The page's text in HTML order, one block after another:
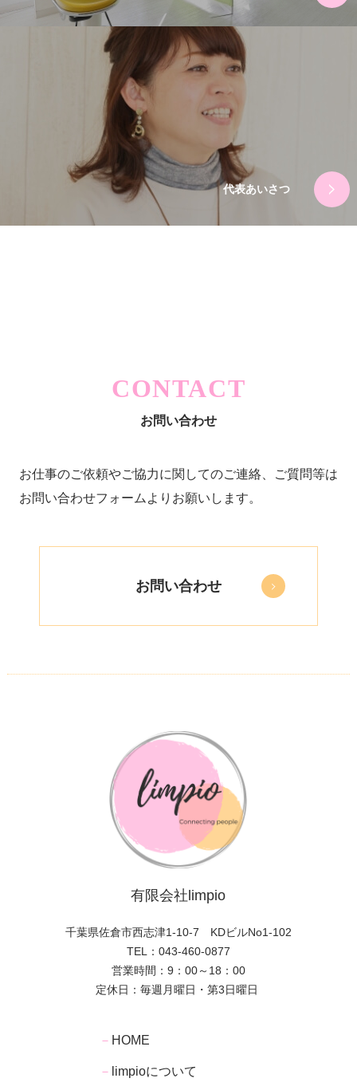
代表あいさつ
CONTACT
お問い合わせ
お仕事のご依頼やご協力に関してのご連絡、ご質問等は
お問い合わせフォームよりお願いします。
お問い合わせ
有限会社limpio
千葉県佐倉市西志津1-10-7 KDビルNo1-102
TEL： 043-460-0877
営業時間：9：00～18：00
定休日：毎週月曜日・第3日曜日
－ HOME
－ limpioについて